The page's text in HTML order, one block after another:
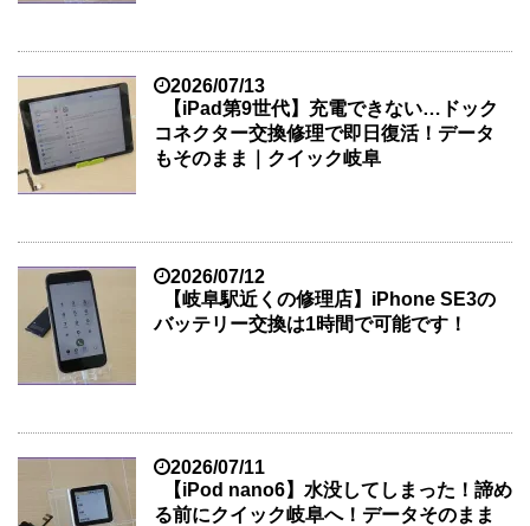
2026/07/13
【iPad第9世代】充電できない…ドック
コネクター交換修理で即日復活！データ
もそのまま｜クイック岐阜
2026/07/12
【岐阜駅近くの修理店】iPhone SE3の
バッテリー交換は1時間で可能です！
2026/07/11
【iPod nano6】水没してしまった！諦め
る前にクイック岐阜へ！データそのまま